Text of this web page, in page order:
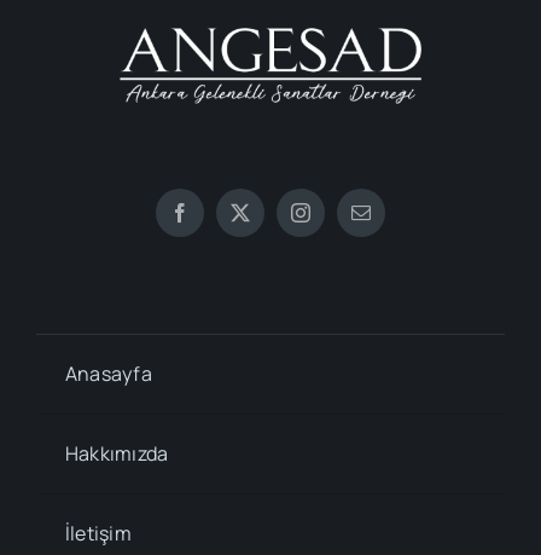
Anasayfa
Hakkımızda
İletişim